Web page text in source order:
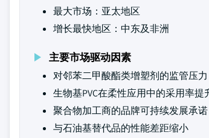
最大市场：亚太地区
增长最快地区：中东及非洲
主要市场驱动因素
对邻苯二甲酸酯类增塑剂的监管压力
生物基PVC在柔性应用中的采用率提
聚合物加工商的品牌可持续发展承诺
与石油基替代品的性能差距缩小